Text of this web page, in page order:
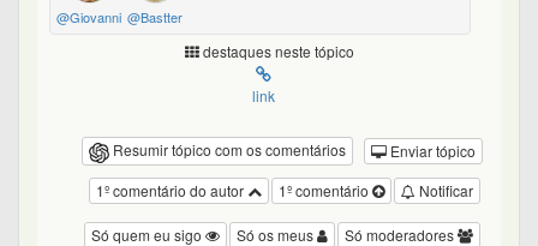
@Giovanni @Bastter
destaques neste tópico
link
Resumir tópico com os comentários
Enviar tópico
Notificar
1º comentário
1º comentário do autor
Só moderadores
Só os meus
Só quem eu sigo